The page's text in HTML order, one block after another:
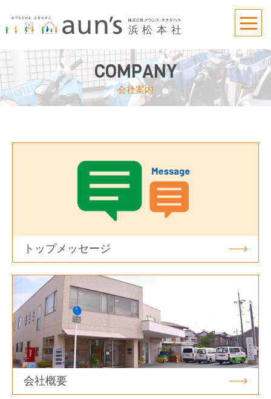
COMPANY
会社案内
トップメッセージ
会社概要